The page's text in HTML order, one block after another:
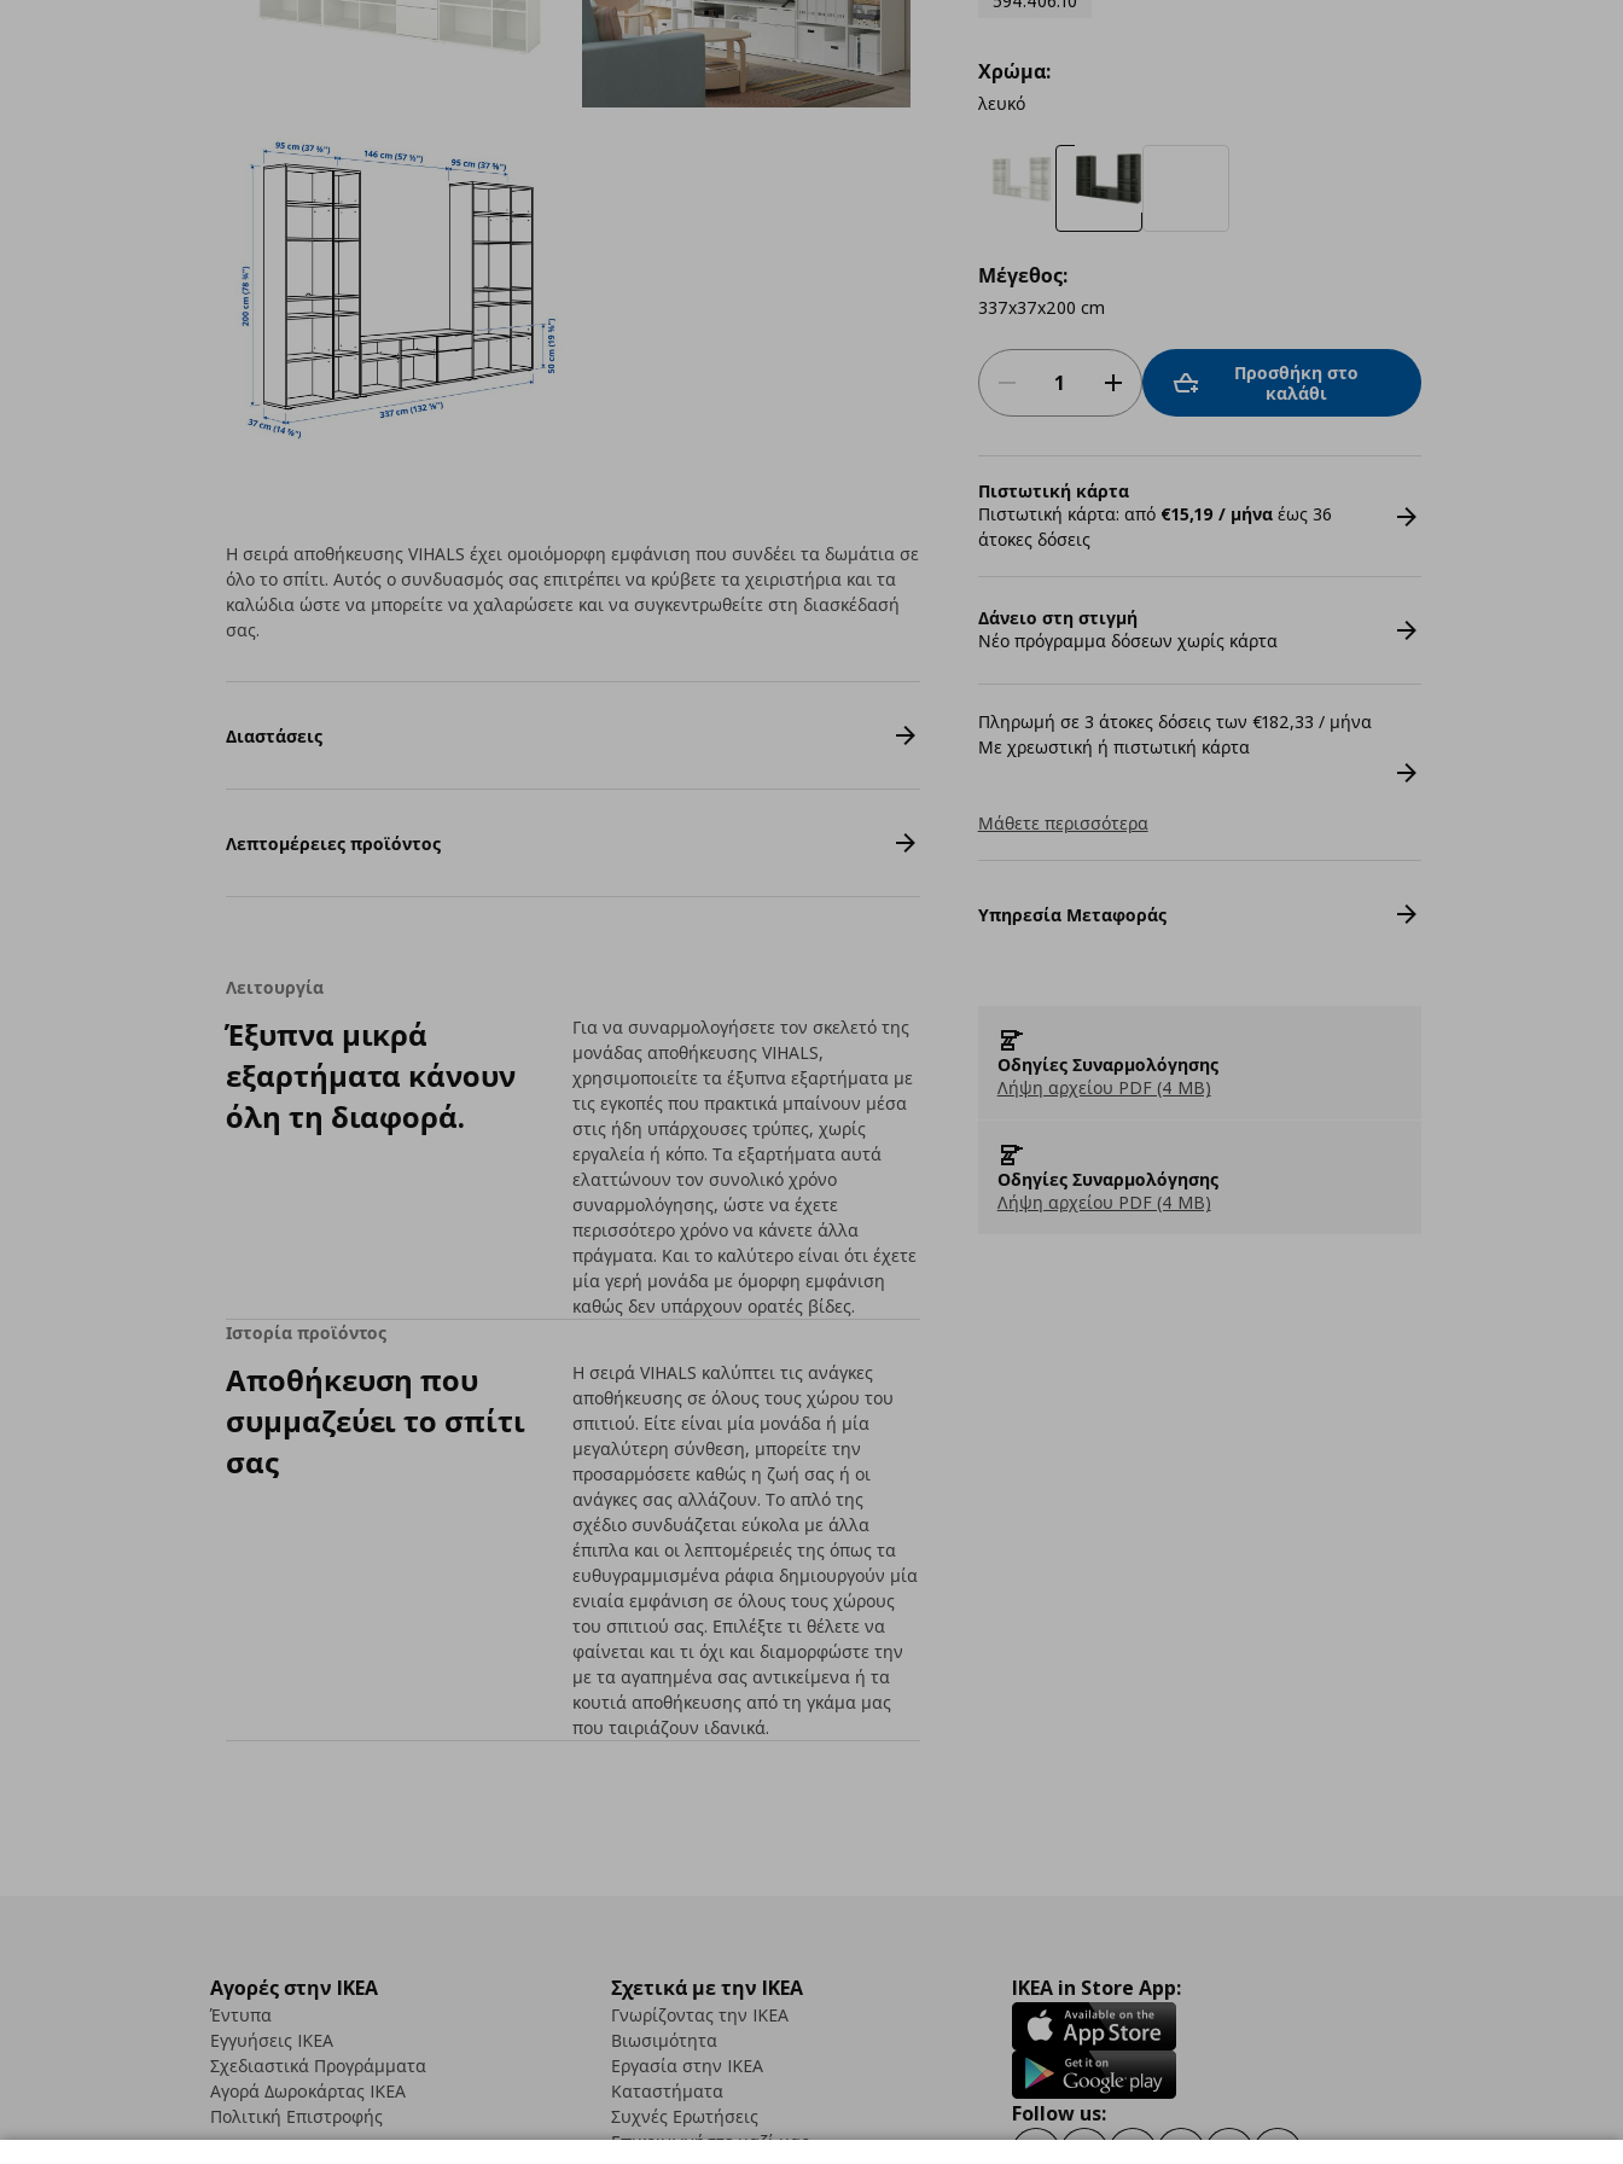
Χρώμα:
λευκό
Μέγεθος:
337x37x200 cm
Προσθήκη στο
καλάθι
Πιστωτική κάρτα
Πιστωτική κάρτα: από €15,19 / μήναέως 36
άτοκες δόσεις
Δάνειο στη στιγμή
Νέο πρόγραμμα δόσεων χωρίς κάρτα
Πληρωμή σε 3 άτοκες δόσεις των €182,33 / μήνα
Με χρεωστική ή πιστωτική κάρτα
Μάθετε περισσότερα
Υπηρεσία Μεταφοράς
Οδηγίες Συναρμολόγησης
Λήψη αρχείου PDF (4 MB)
Οδηγίες Συναρμολόγησης
Λήψη αρχείου PDF (4 MB)
Η σειρά αποθήκευσης VIHALS έχει ομοιόμορφη εμφάνιση που συνδέει τα δωμάτια σε
όλο το σπίτι. Αυτός ο συνδυασμός σας επιτρέπει να κρύβετε τα χειριστήρια και τα
καλώδια ώστε να μπορείτε να χαλαρώσετε και να συγκεντρωθείτε στη διασκέδασή
σας.
Διαστάσεις
Λεπτομέρειες προϊόντος
Λειτουργία
Έξυπνα μικρά
εξαρτήματα κάνουν
όλη τη διαφορά.
Για να συναρμολογήσετε τον σκελετό της
μονάδας αποθήκευσης VIHALS,
χρησιμοποιείτε τα έξυπνα εξαρτήματα με
τις εγκοπές που πρακτικά μπαίνουν μέσα
στις ήδη υπάρχουσες τρύπες, χωρίς
εργαλεία ή κόπο. Τα εξαρτήματα αυτά
ελαττώνουν τον συνολικό χρόνο
συναρμολόγησης, ώστε να έχετε
περισσότερο χρόνο να κάνετε άλλα
πράγματα. Και το καλύτερο είναι ότι έχετε
μία γερή μονάδα με όμορφη εμφάνιση
καθώς δεν υπάρχουν ορατές βίδες.
Ιστορία προϊόντος
Αποθήκευση που
συμμαζεύει το σπίτι
σας
Η σειρά VIHALS καλύπτει τις ανάγκες
αποθήκευσης σε όλους τους χώρου του
σπιτιού. Είτε είναι μία μονάδα ή μία
μεγαλύτερη σύνθεση, μπορείτε την
προσαρμόσετε καθώς η ζωή σας ή οι
ανάγκες σας αλλάζουν. Το απλό της
σχέδιο συνδυάζεται εύκολα με άλλα
έπιπλα και οι λεπτομέρειές της όπως τα
ευθυγραμμισμένα ράφια δημιουργούν μία
ενιαία εμφάνιση σε όλους τους χώρους
του σπιτιού σας. Επιλέξτε τι θέλετε να
φαίνεται και τι όχι και διαμορφώστε την
με τα αγαπημένα σας αντικείμενα ή τα
κουτιά αποθήκευσης από τη γκάμα μας
που ταιριάζουν ιδανικά.
Αγορές στην IKEA
Έντυπα
Εγγυήσεις IKEA
Σχεδιαστικά Προγράμματα
Αγορά Δωρoκάρτας IKEA
Πολιτική Επιστροφής
Σχετικά με την IKEA
Γνωρίζοντας την IKEA
Βιωσιμότητα
Εργασία στην IKEA
Καταστήματα
Συχνές Ερωτήσεις
Επικοινωνήστε μαζί μας
IKEA in Store App:
Follow us: